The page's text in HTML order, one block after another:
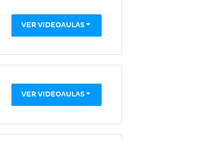
VER VIDEOAULAS
VER VIDEOAULAS